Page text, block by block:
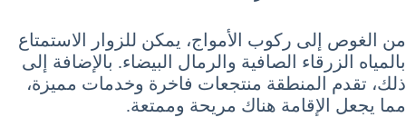
من الغوص إلى ركوب الأمواج، يمكن للزوار الاستمتاع
بالمياه الزرقاء الصافية والرمال البيضاء. بالإضافة إلى
ذلك، تقدم المنطقة منتجعات فاخرة وخدمات مميزة،
مما يجعل الإقامة هناك مريحة وممتعة.